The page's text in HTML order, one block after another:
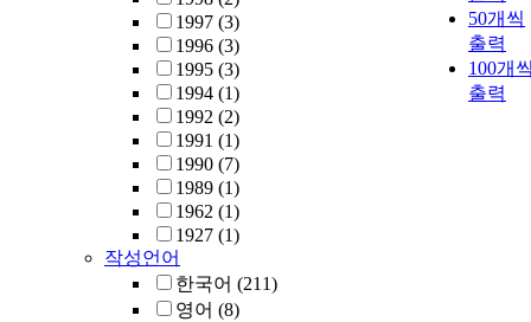
1997 (3)
1996 (3)
1995 (3)
1994 (1)
1992 (2)
1991 (1)
1990 (7)
1989 (1)
1962 (1)
1927 (1)
작성언어
한국어 (211)
영어 (8)
50개씩
출력
100개
출력